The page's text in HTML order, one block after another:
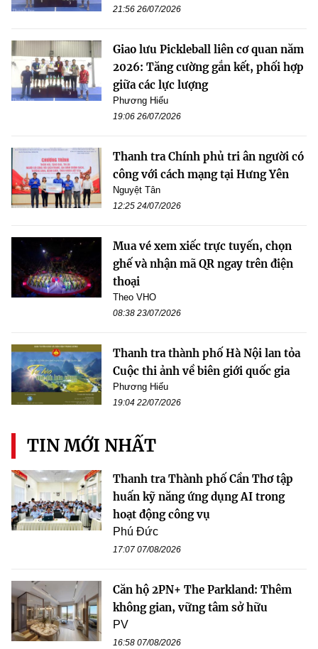
21:56 26/07/2026
Giao lưu Pickleball liên cơ quan năm
2026: Tăng cường gắn kết, phối hợp
giữa các lực lượng
Phương Hiếu
19:06 26/07/2026
Thanh tra Chính phủ tri ân người có
công với cách mạng tại Hưng Yên
Nguyệt Tân
12:25 24/07/2026
Mua vé xem xiếc trực tuyến, chọn
ghế và nhận mã QR ngay trên điện
thoại
Theo VHO
08:38 23/07/2026
Thanh tra thành phố Hà Nội lan tỏa
Cuộc thi ảnh về biên giới quốc gia
Phương Hiếu
19:04 22/07/2026
TIN MỚI NHẤT
Thanh tra Thành phố Cần Thơ tập
huấn kỹ năng ứng dụng AI trong
hoạt động công vụ
Phú Đức
17:07 07/08/2026
Căn hộ 2PN+ The Parkland: Thêm
không gian, vững tâm sở hữu
PV
16:58 07/08/2026